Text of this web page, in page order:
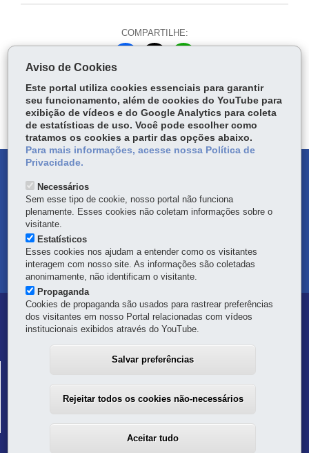
COMPARTILHE:
bo
ok
itt
er
ts
Ap
p
Voltar Início Imprimir Baixar
MAPA DO SITE
DENUNCIE CORRUPÇÃO
OUVIDORIA
TRANSPARÊNCIA INSTITUCIONAL
Navegação
Principal
Civil
COORDENADORIA ESTADUAL DA DEFESA CIVIL
Rua Jacy Loureiro de Campo, s/n°-80530-140-Curitiba
41 3281-2512
Aviso de Cookies
Este portal utiliza cookies essenciais para garantir
seu funcionamento, além de cookies do YouTube para
exibição de vídeos e do Google Analytics para coleta
de estatísticas de uso. Você pode escolher como
tratamos os cookies a partir das opções abaixo.
Para mais informações, acesse nossa Política de
Privacidade.
Necessários
Sem esse tipo de cookie, nosso portal não funciona
plenamente. Esses cookies não coletam informações sobre o
visitante.
Estatísticos
Esses cookies nos ajudam a entender como os visitantes
interagem com nosso site. As informações são coletadas
anonimamente, não identificam o visitante.
Propaganda
Cookies de propaganda são usados para rastrear preferências
dos visitantes em nosso Portal relacionadas com vídeos
institucionais exibidos através do YouTube.
Salvar preferências
Rejeitar todos os cookies não-necessários
Aceitar tudo